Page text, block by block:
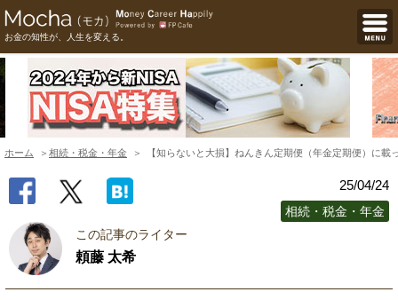
お金の知性が、人生を変える。
ホーム 相続・税金・年金 【知らないと大損】ねんきん定期便（年金定期便）に載
25/04/24
相続・税金・年金
この記事のライター
頼藤 太希